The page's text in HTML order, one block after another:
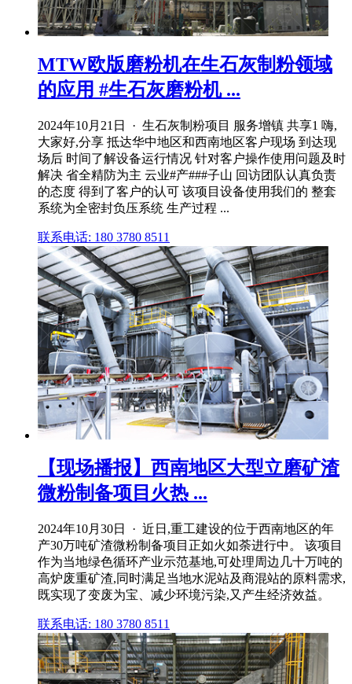
MTW欧版磨粉机在生石灰制粉领域
的应用 #生石灰磨粉机 ...
2024年10月21日 · 生石灰制粉项目 服务增镇 共享1 嗨,
大家好,分享 抵达华中地区和西南地区客户现场 到达现
场后 时间了解设备运行情况 针对客户操作使用问题及时
解决 省全精防为主 云业#产###子山 回访团队认真负责
的态度 得到了客户的认可 该项目设备使用我们的 整套
系统为全密封负压系统 生产过程 ...
联系电话: 180 3780 8511
【现场播报】西南地区大型立磨矿渣
微粉制备项目火热 ...
2024年10月30日 · 近日,重工建设的位于西南地区的年
产30万吨矿渣微粉制备项目正如火如荼进行中。 该项目
作为当地绿色循环产业示范基地,可处理周边几十万吨的
高炉废重矿渣,同时满足当地水泥站及商混站的原料需求,
既实现了变废为宝、减少环境污染,又产生经济效益。
联系电话: 180 3780 8511